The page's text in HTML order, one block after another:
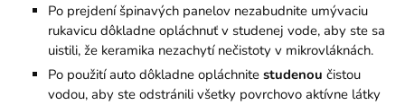
Po prejdení špinavých panelov nezabudnite umývaciu
rukavicu dôkladne opláchnuť v studenej vode, aby ste sa
uistili, že keramika nezachytí nečistoty v mikrovláknách.
Po použití auto dôkladne opláchnitestudenou čistou
vodou, aby ste odstránili všetky povrchovo aktívne látky